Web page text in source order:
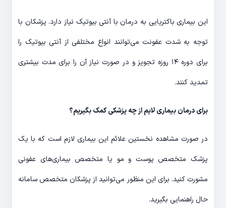
این بیماری باکتریایی به درمان با آنتی بیوتیک نیاز دارد. پزشکان با
توجه به شدت عفونت می‌توانند انواع مختلفی از آنتی بیوتیک را
برای دوره ۱۴ روزه تجویز و در صورت نیاز آن را برای مدت بیشتری
تمدید کنند.
برای درمان بیماری لایم از چه پزشکی کمک بگیریم؟
در صورت مشاهده نخستین علائم این بیماری لازم است که با یک
پزشک متخصص پوست و مو یا متخصص بیماری‌های عفونی
مشورت کنید. برای این منظور می‌توانید از پزشکان متخصص سامانه
حال راهنمایی بگیرید.